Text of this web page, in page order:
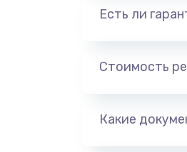
Есть ли
Стоимость
Какие